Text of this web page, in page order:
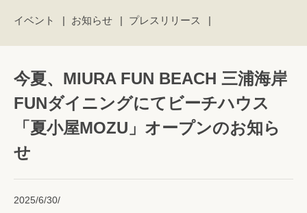
イベント お知らせ プレスリリース
今夏、MIURA FUN BEACH 三浦海岸
FUNダイニングにてビーチハウス
「夏小屋MOZU」オープンのお知ら
せ
2025/6/30/